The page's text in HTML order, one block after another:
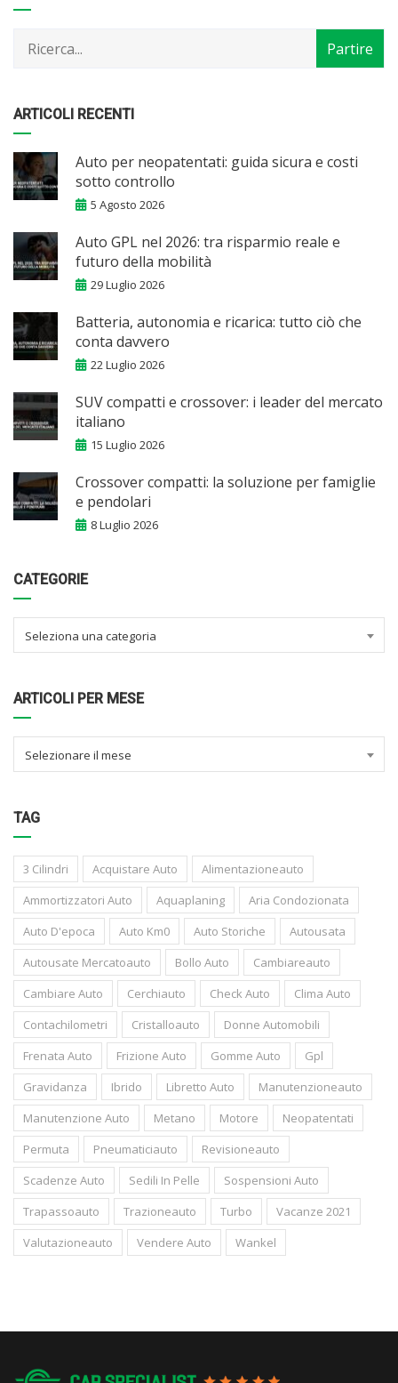
ARTICOLI RECENTI
Auto per neopatentati: guida sicura e costi
sotto controllo
5 Agosto 2026
Auto GPL nel 2026: tra risparmio reale e
futuro della mobilità
29 Luglio 2026
Batteria, autonomia e ricarica: tutto ciò che
conta davvero
22 Luglio 2026
SUV compatti e crossover: i leader del mercato
italiano
15 Luglio 2026
Crossover compatti: la soluzione per famiglie
e pendolari
8 Luglio 2026
CATEGORIE
Seleziona una categoria
ARTICOLI PER MESE
per
Selezionare il mese
TAG
3 Cilindri Acquistare Auto
Alimentazioneauto
Ammortizzatori Auto
Aquaplaning
Aria Condozionata
Auto D'epoca
Auto Km0 Auto Storiche
Autousata
Autousate Mercatoauto
Bollo Auto
Cambiareauto
Cambiare Auto
Cerchiauto Check Auto
Clima Auto
Contachilometri
Cristalloauto
Donne Automobili
Frenata Auto
Frizione Auto Gomme Auto
Gpl
Gravidanza
Ibrido Libretto Auto
Manutenzioneauto
Manutenzione Auto
Metano Motore
Neopatentati
Permuta
Pneumaticiauto
Revisioneauto
Scadenze Auto
Sedili In Pelle
Sospensioni Auto
Trapassoauto
Trazioneauto Turbo
Vacanze 2021
Valutazioneauto
Vendere Auto Wankel